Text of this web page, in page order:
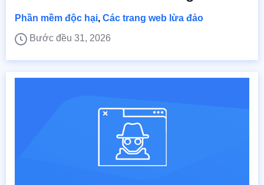
Phần mềm độc hại, Các trang web lừa đảo
Bước đều 31, 2026